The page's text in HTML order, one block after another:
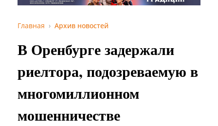
Главная Архив новостей
В Оренбурге задержали
риелтора, подозреваемую в
многомиллионном
мошенничестве